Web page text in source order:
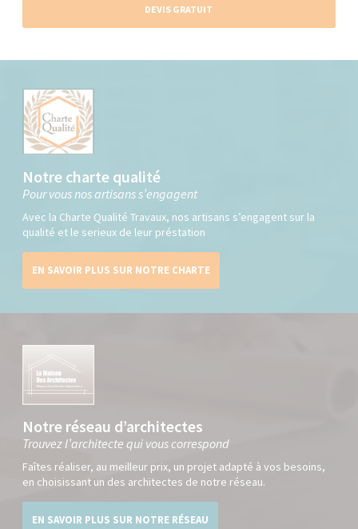
DEVIS GRATUIT
Notre charte qualité
Pour vous nos artisans s’engagent
Avec la Charte Qualité Travaux, nos artisans s’engagent sur la
qualité et le serieux de leur préstation
EN SAVOIR PLUS SUR NOTRE CHARTE
Notre réseau d’architectes
Trouvez l’architecte qui vous correspond
Faîtes réaliser, au meilleur prix, un projet adapté à vos besoins,
en choisissant un des architectes de notre réseau.
EN SAVOIR PLUS SUR NOTRE RÉSEAU